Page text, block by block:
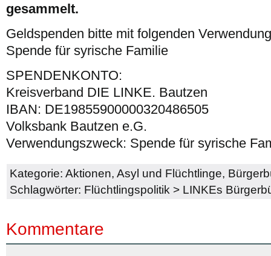
gesammelt.
Geldspenden bitte mit folgenden
Spende für syrische Familie
SPENDENKONTO:
Kreisverband DIE LINKE. Bautzen
IBAN: DE19855900000320486505
Volksbank Bautzen e.G.
Verwendungszweck: Spende für syrische
Kategorie: Aktionen, Asyl und Flüchtlinge,
Schlagwörter: Flüchtlingspolitik > LINKEs
Kommentare